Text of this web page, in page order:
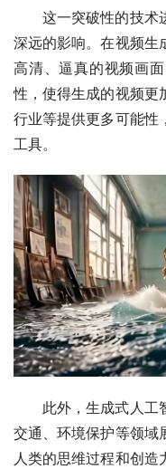
这一突破性的技术
深远的影响。在视频生
高清、逼真的视频画
性，使得生成的视频更
行业等提供更多可能性
工具。
此外，生成式人工
交通、环境保护等领域
人类的思维过程和创造